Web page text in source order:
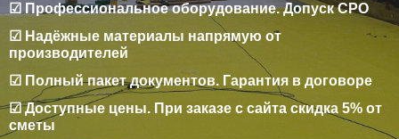
☑ Профессиональное оборудование. Допуск СРО
☑ Надёжные материалы напрямую от
производителей
☑ Полный пакет документов. Гарантия в договоре
☑ Доступные цены. При заказе с сайта скидка 5% от
сметы